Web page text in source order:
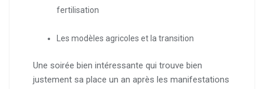
fertilisation
Les modèles agricoles et la transition
Une soirée bien intéressante qui trouve bien
justement sa place un an après les manifestations